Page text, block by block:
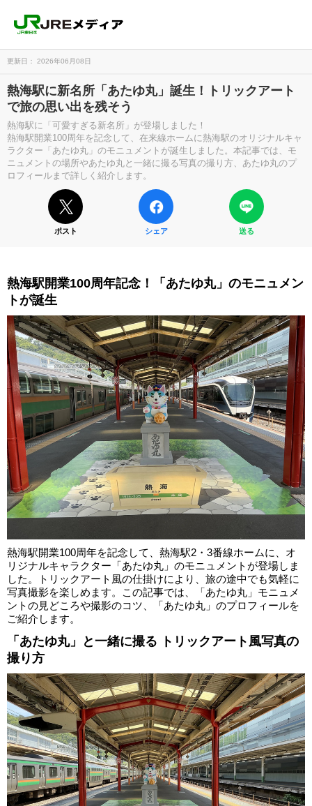
更新日： 2026年06月08日
熱海駅に新名所「あたゆ丸」誕生！トリックアート
で旅の思い出を残そう
熱海駅に「可愛すぎる新名所」が登場しました！
熱海駅開業100周年を記念して、在来線ホームに熱海駅のオリジナルキャ
ラクター「あたゆ丸」のモニュメントが誕生しました。本記事では、モ
ニュメントの場所やあたゆ丸と一緒に撮る写真の撮り方、あたゆ丸のプ
ロフィールまで詳しく紹介します。
ポスト シェア 送る
熱海駅開業100周年記念！「あたゆ丸」のモニュメン
トが誕生
熱海駅開業100周年を記念して、熱海駅2・3番線ホームに、オ
リジナルキャラクター「あたゆ丸」のモニュメントが登場しま
した。トリックアート風の仕掛けにより、旅の途中でも気軽に
写真撮影を楽しめます。この記事では、「あたゆ丸」モニュメ
ントの見どころや撮影のコツ、「あたゆ丸」のプロフィールを
ご紹介します。
「あたゆ丸」と一緒に撮る トリックアート風写真の
撮り方